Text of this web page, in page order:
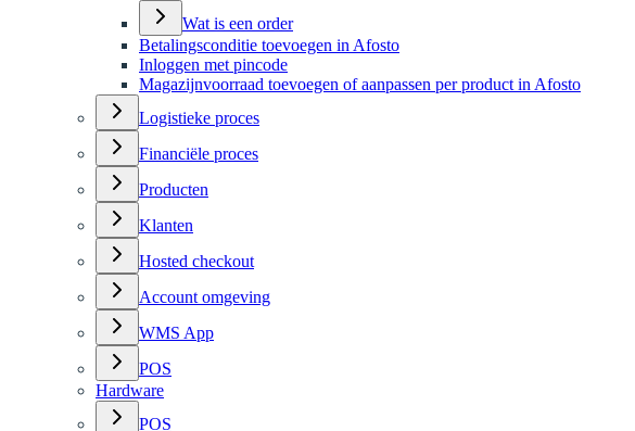
Wat is een order
Betalingsconditie toevoegen in Afosto
Inloggen met pincode
Magazijnvoorraad toevoegen of aanpassen per product in Afosto
Logistieke proces
Financiële proces
Producten
Klanten
Hosted checkout
Account omgeving
WMS App
POS
Hardware
POS